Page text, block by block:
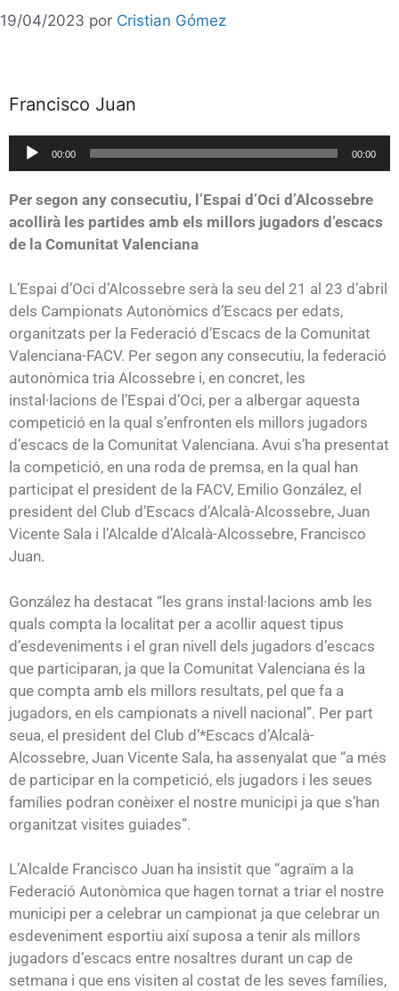
19/04/2023 por Cristian Gómez
Francisco Juan
Reproductor
de
00:00 00:00
Per segon any consecutiu, l’Espai d’Oci d’Alcossebre
acollirà les partides amb els millors jugadors d’escacs
de la Comunitat Valenciana
L’Espai d’Oci d’Alcossebre serà la seu del 21 al 23 d’abril
dels Campionats Autonòmics d’Escacs per edats,
organitzats per la Federació d’Escacs de la Comunitat
Valenciana-FACV. Per segon any consecutiu, la federació
autonòmica tria Alcossebre i, en concret, les
instal·lacions de l’Espai d’Oci, per a albergar aquesta
competició en la qual s’enfronten els millors jugadors
d’escacs de la Comunitat Valenciana. Avui s’ha presentat
la competició, en una roda de premsa, en la qual han
participat el president de la FACV, Emilio González, el
president del Club d’Escacs d’Alcalà-Alcossebre, Juan
Vicente Sala i l’Alcalde d’Alcalà-Alcossebre, Francisco
Juan.
González ha destacat “les grans instal·lacions amb les
quals compta la localitat per a acollir aquest tipus
d’esdeveniments i el gran nivell dels jugadors d’escacs
que participaran, ja que la Comunitat Valenciana és la
que compta amb els millors resultats, pel que fa a
jugadors, en els campionats a nivell nacional”. Per part
seua, el president del Club d’*Escacs d’Alcalà-
Alcossebre, Juan Vicente Sala, ha assenyalat que “a més
de participar en la competició, els jugadors i les seues
famílies podran conèixer el nostre municipi ja que s’han
organitzat visites guiades”.
L’Alcalde Francisco Juan ha insistit que “agraïm a la
Federació Autonòmica que hagen tornat a triar el nostre
municipi per a celebrar un campionat ja que celebrar un
esdeveniment esportiu així suposa a tenir als millors
jugadors d’escacs entre nosaltres durant un cap de
setmana i que ens visiten al costat de les seves famílies,